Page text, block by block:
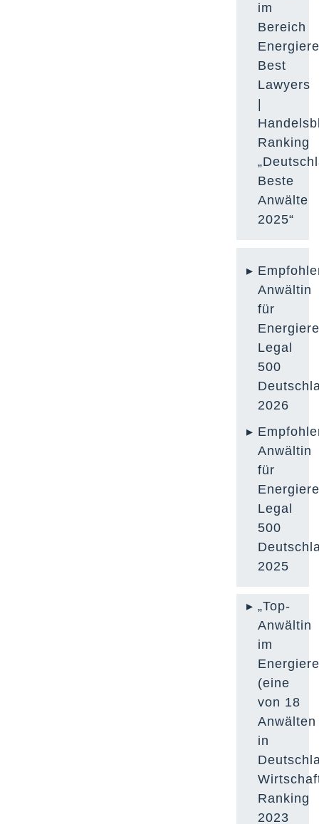
im
Bereich
Best
Lawyers
Ranking
Beste
Anwälte
2025“
Anwältin
für
Legal
500
2026
Anwältin
für
Legal
500
2025
„Top-
Anwältin
im
(eine
von 18
Anwälten
in
Ranking
2023